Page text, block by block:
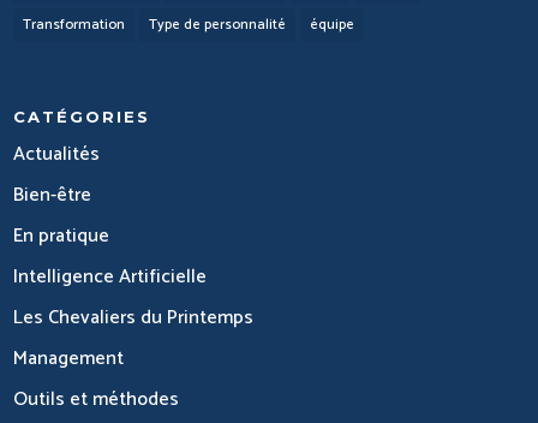
Transformation
Type de personnalité équipe
CATÉGORIES
Actualités
Bien-être
En pratique
Intelligence Artificielle
Les Chevaliers du Printemps
Management
Outils et méthodes